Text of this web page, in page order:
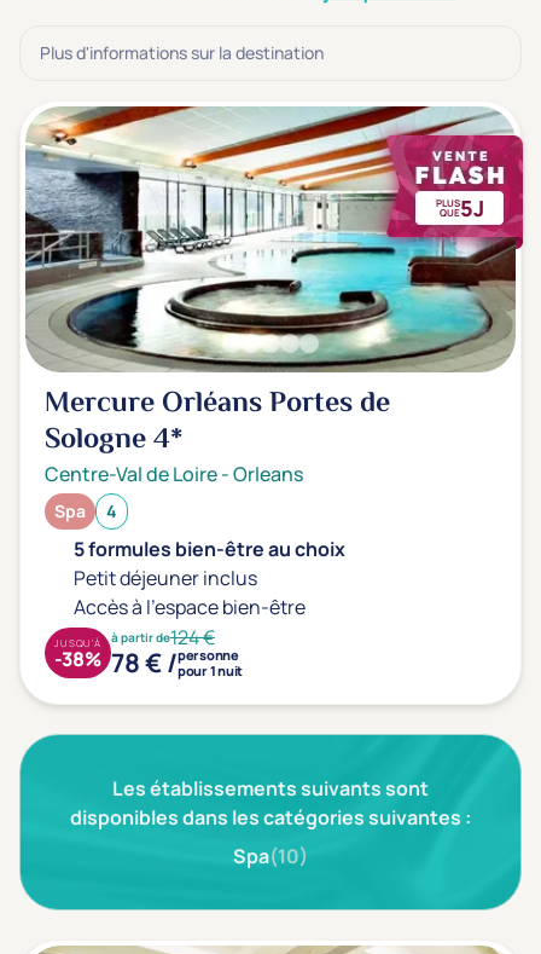
Note de nos clients
D'après notre partenaire Avis-Vérifiés
Parfait: 4.5+
(0)
Excellent: 4+
(1)
Très bien: 3.5+
(0)
Envie de
Bord de mer
(0)
Ville
(0)
Montagne
Campagne
Type de séjour
Thalasso Thermal Spa
Thématiques bien-être
Accès à l'espace bien-être
Massage, détente, Rituel du monde
(1)
Plus d'informations sur la destination
PLUS
QUE5J
Mercure Orléans Portes de
Sologne4*
Centre-Val de Loire-Orleans
Spa 4
5 formules bien-être au choix
Petit déjeuner inclus
Accès à l'espace bien-être
à partir de124 €
78 € /personne
pour 1 nuit
JUSQU'À
-38%
Les établissements suivants sont
disponibles dans les catégories suivantes :
Spa(10)